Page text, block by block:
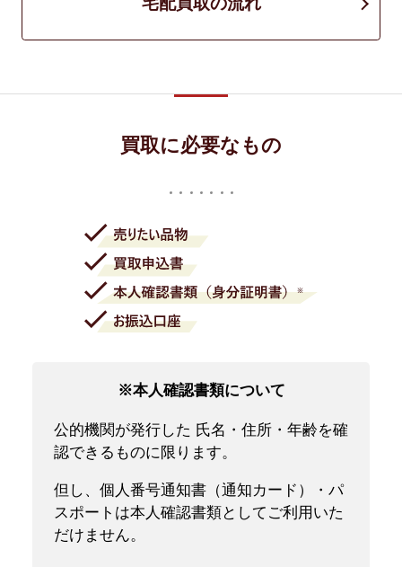
買取に必要なもの
※本人確認書類について
公的機関が発行した 氏名・住所・年齢を確
認できるものに限ります。
但し、個人番号通知書（通知カード）・パ
スポートは本人確認書類としてご利用いた
だけません。